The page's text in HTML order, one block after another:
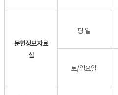
문헌정보자료
실
평 일
토/일요일